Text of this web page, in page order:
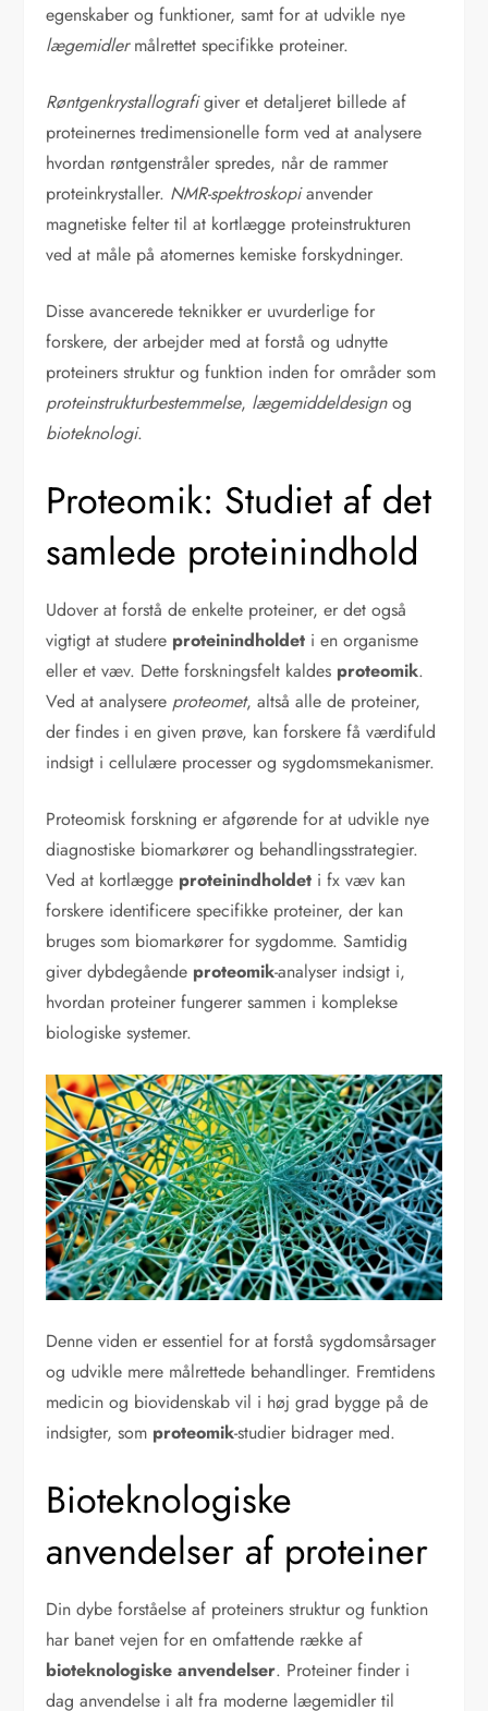
egenskaber og funktioner, samt for at udvikle nye
lægemidlermålrettet specifikke proteiner.
Røntgenkrystallografigiver et detaljeret billede af
proteinernes tredimensionelle form ved at analysere
hvordan røntgenstråler spredes, når de rammer
proteinkrystaller. NMR-spektroskopianvender
magnetiske felter til at kortlægge proteinstrukturen
ved at måle på atomernes kemiske forskydninger.
Disse avancerede teknikker er uvurderlige for
forskere, der arbejder med at forstå og udnytte
proteiners struktur og funktion inden for områder som
proteinstrukturbestemmelse, lægemiddeldesignog
bioteknologi.
Proteomik: Studiet af det
samlede proteinindhold
Udover at forstå de enkelte proteiner, er det også
vigtigt at studere proteinindholdet i en organisme
eller et væv. Dette forskningsfelt kaldes proteomik.
Ved at analysere proteomet, altså alle de proteiner,
der findes i en given prøve, kan forskere få værdifuld
indsigt i cellulære processer og sygdomsmekanismer.
Proteomisk forskning er afgørende for at udvikle nye
diagnostiske biomarkører og behandlingsstrategier.
Ved at kortlægge proteinindholdet i fx væv kan
forskere identificere specifikke proteiner, der kan
bruges som biomarkører for sygdomme. Samtidig
giver dybdegående proteomik-analyser indsigt i,
hvordan proteiner fungerer sammen i komplekse
biologiske systemer.
Denne viden er essentiel for at forstå sygdomsårsager
og udvikle mere målrettede behandlinger. Fremtidens
medicin og biovidenskab vil i høj grad bygge på de
indsigter, som proteomik-studier bidrager med.
Bioteknologiske
anvendelser af proteiner
Din dybe forståelse af proteiners struktur og funktion
har banet vejen for en omfattende række af
bioteknologiske anvendelser. Proteiner finder i
dag anvendelse i alt fra moderne lægemidler til